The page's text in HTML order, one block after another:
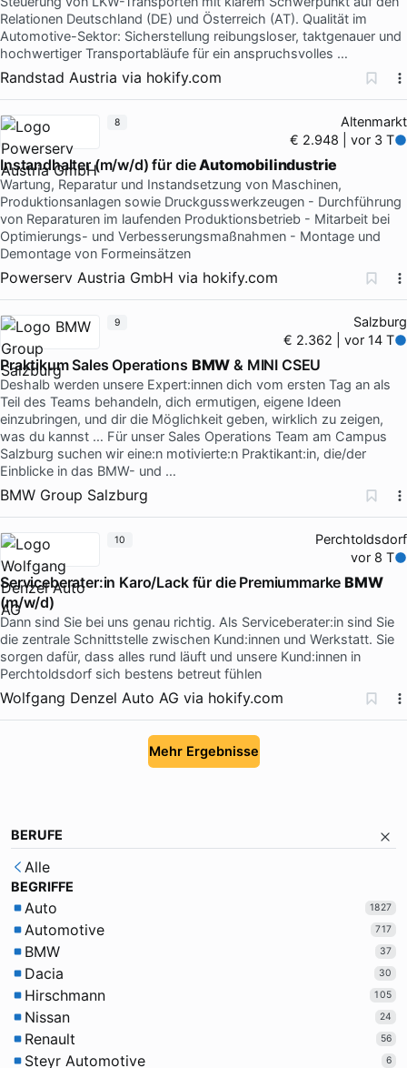
Relationen Deutschland (DE) und Österreich (AT). Qualität im
Automotive-Sektor: Sicherstellung reibungsloser, taktgenauer und
hochwertiger Transportabläufe für ein anspruchsvolles …
Randstad Austria via hokify.com
Altenmarkt
€ 2.948 | vor 3 T
Instandhalter (m/w/d) für dieAutomobilindustrie
Wartung, Reparatur und Instandsetzung von Maschinen,
Produktionsanlagen sowie Druckgusswerkzeugen - Durchführung
von Reparaturen im laufenden Produktionsbetrieb - Mitarbeit bei
Optimierungs- und Verbesserungsmaßnahmen - Montage und
Demontage von Formeinsätzen
Powerserv Austria GmbH via hokify.com
8
Salzburg
€ 2.362 | vor 14 T
Praktikum Sales Operations BMW & MINI CSEU
Deshalb werden unsere Expert:innen dich vom ersten Tag an als
Teil des Teams behandeln, dich ermutigen, eigene Ideen
einzubringen, und dir die Möglichkeit geben, wirklich zu zeigen,
was du kannst … Für unser Sales Operations Team am Campus
Salzburg suchen wir eine:n motivierte:n Praktikant:in, die/der
Einblicke in das BMW- und …
BMW Group Salzburg
9
Perchtoldsdorf
vor 8 T
Serviceberater:in Karo/Lack für die PremiummarkeBMW
(m/w/d)
Dann sind Sie bei uns genau richtig. Als Serviceberater:in sind Sie
die zentrale Schnittstelle zwischen Kund:innen und Werkstatt. Sie
sorgen dafür, dass alles rund läuft und unsere Kund:innen in
Perchtoldsdorf sich bestens betreut fühlen
Wolfgang Denzel Auto AG via hokify.com
10
Mehr Ergebnisse
BERUFE
Alle
BEGRIFFE
Auto 1827
Automotive 717
BMW 37
Dacia 30
Hirschmann 105
Nissan 24
Renault 56
Steyr Automotive 6